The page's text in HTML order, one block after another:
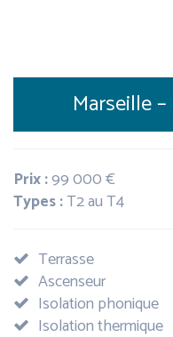
Marseille–
Prix :99 000 €
Types :T2 au T4
Terrasse
Ascenseur
Isolation phonique
Isolation thermique